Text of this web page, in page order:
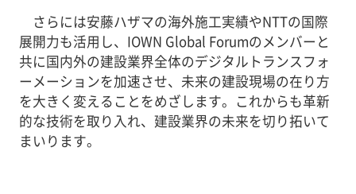
さらには安藤ハザマの海外施工実績やNTTの国際
展開力も活用し、IOWN Global Forumのメンバーと
共に国内外の建設業界全体のデジタルトランスフォ
ーメーションを加速させ、未来の建設現場の在り方
を大きく変えることをめざします。これからも革新
的な技術を取り入れ、建設業界の未来を切り拓いて
まいります。